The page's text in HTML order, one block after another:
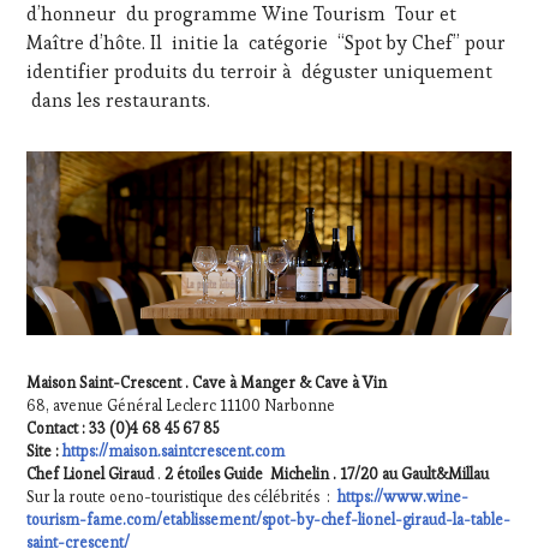
d’honneur du programme Wine Tourism Tour et
Maître d’hôte. Il initie la catégorie “Spot by Chef” pour
identifier produits du terroir à déguster uniquement
dans les restaurants.
Maison Saint-Crescent . Cave à Manger & Cave à Vin
68, avenue Général Leclerc 11100 Narbonne
Contact : 33 (0)4 68 45 67 85
Site :https://maison.saintcrescent.com
Chef Lionel Giraud.2 étoiles Guide Michelin . 17/20 au Gault&Millau
Sur la route oeno-touristique des célébrités :https://www.wine-
tourism-fame.com/etablissement/spot-by-chef-lionel-giraud-la-table-
saint-crescent/